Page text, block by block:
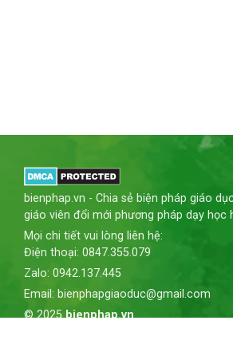
bienphap.vn - Chia sẻ biện pháp giáo
giáo viên đổi mới phương pháp dạy học
Mọi chi tiết vui lòng liên hệ:
Điện thoại: 0847.355.079
Zalo: 0942.137.445
Email: bienphapgiaoduc@gmail.com
© 2025bienphap.vn